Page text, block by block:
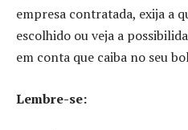
empresa contratada, exija a
escolhido ou veja a
em conta que caiba no seu
Lembre-se: